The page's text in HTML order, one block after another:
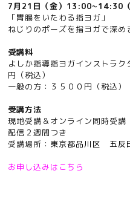
7月21日（金）13:00~14:30（
「胃腸をいたわる指ヨガ」
ねじりのポーズを指ヨガで深め
受講料
よしか指導指ヨガインストラ
円（税込）
一般の方：３５００円（税込）
受講方法
現地受講＆オンライン同時受講
配信２週間つき
受講場所： 東京都品川区 五反
お申し込みはこちら